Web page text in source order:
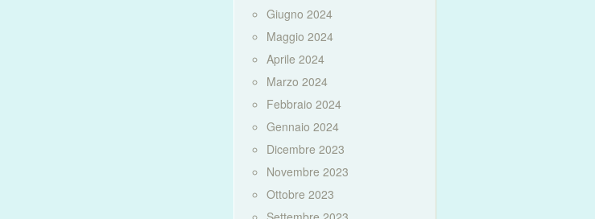
Giugno 2024
Maggio 2024
Aprile 2024
Marzo 2024
Febbraio 2024
Gennaio 2024
Dicembre 2023
Novembre 2023
Ottobre 2023